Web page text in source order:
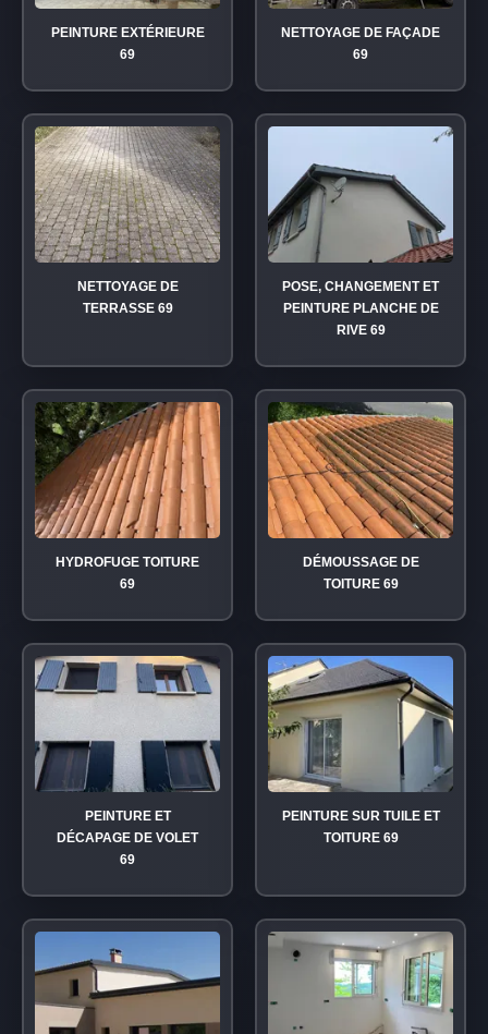
PEINTURE EXTÉRIEURE
69
NETTOYAGE DE FAÇADE
69
NETTOYAGE DE
TERRASSE 69
POSE, CHANGEMENT ET
PEINTURE PLANCHE DE
RIVE 69
HYDROFUGE TOITURE
69
DÉMOUSSAGE DE
TOITURE 69
PEINTURE ET
DÉCAPAGE DE VOLET
69
PEINTURE SUR TUILE ET
TOITURE 69